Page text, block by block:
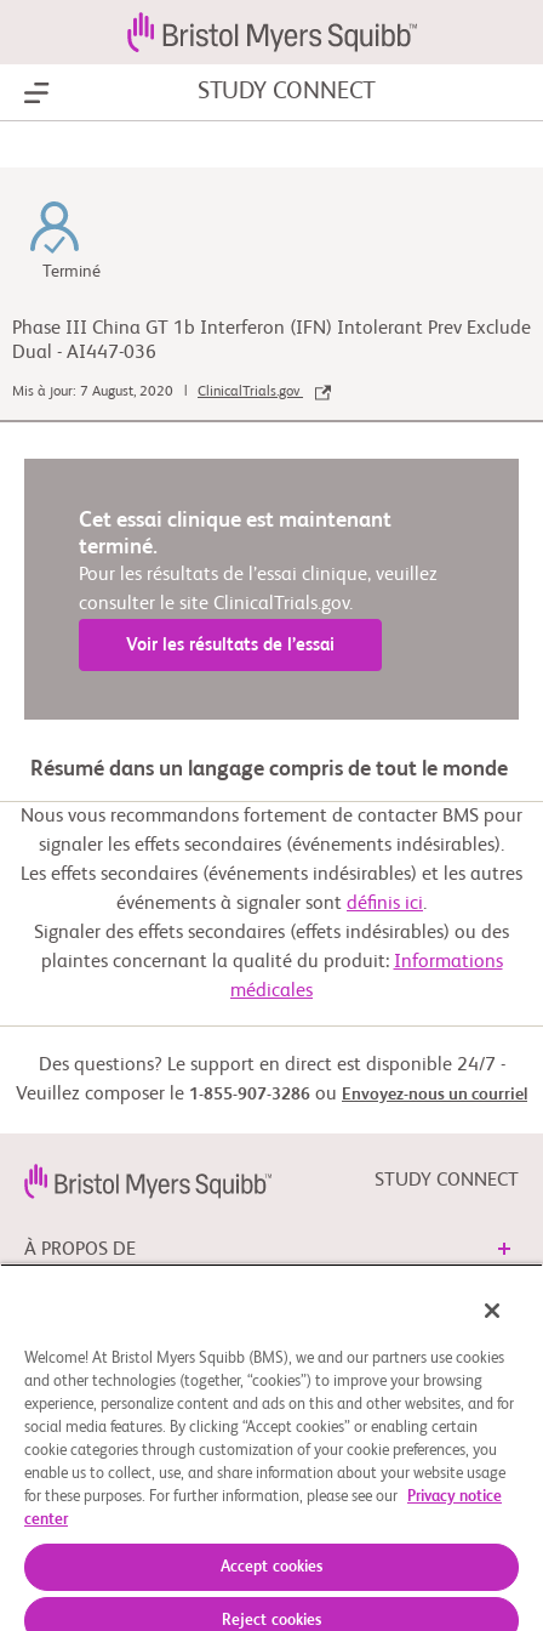
Show Menu STUDY CONNECT
Terminé
Phase III China GT 1b Interferon (IFN) Intolerant Prev Exclude
Dual - AI447-036
Mis à jour: 7 August, 2020 | ClinicalTrials.gov
Cet essai clinique est maintenant
terminé.
Pour les résultats de l’essai clinique, veuillez
consulter le site ClinicalTrials.gov.
Voir les résultats de l’essai
Résumé dans un langage compris de tout le monde
Nous vous recommandons fortement de contacter BMS pour
signaler les effets secondaires (événements indésirables).
Les effets secondaires (événements indésirables) et les autres
événements à signaler sont définis ici.
Signaler des effets secondaires (effets indésirables) ou des
plaintes concernant la qualité du produit: Informations
médicales
Des questions? Le support en direct est disponible 24/7 -
Veuillez composer le 1-855-907-3286 ou Envoyez-nous un courriel
STUDY CONNECT
À PROPOS DE
SUIVRE BMS
Préférences en matière de cookies
© 2026 Bristol-Myers Squibb Company
Welcome! At Bristol Myers Squibb (BMS), we and our partners use cookies
and other technologies (together, “cookies”) to improve your browsing
experience, personalize content and ads on this and other websites, and for
social media features. By clicking “Accept cookies” or enabling certain
cookie categories through customization of your cookie preferences, you
enable us to collect, use, and share information about your website usage
for these purposes. For further information, please see our
Privacy notice
center
Accept cookies
Reject cookies